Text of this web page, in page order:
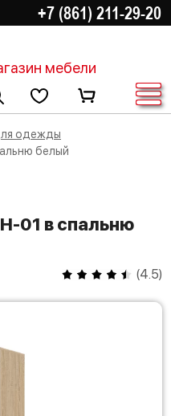
+7 (861) 211-29-20
мебели
одежды
белый
(4.5)